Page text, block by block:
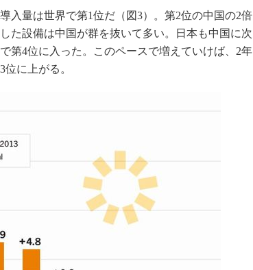
入量は世界で第1位だ（図3）。第2位の中国の2倍
た設備は中国が群を抜いて多い。日本も中国に次
第4位に入った。このペースで増えていけば、2年
に上がる。